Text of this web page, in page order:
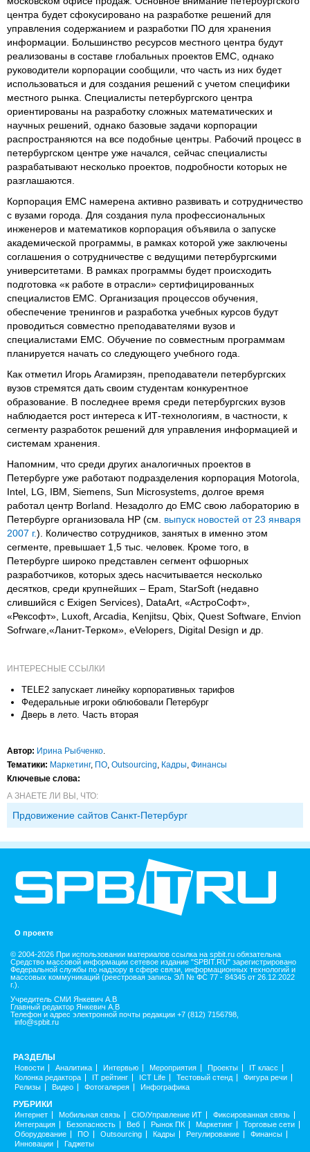
центра будет сфокусировано на разработке решений для
управления содержанием и разработки ПО для хранения
информации. Большинство ресурсов местного центра будут
реализованы в составе глобальных проектов EMC, однако
руководители корпорации сообщили, что часть из них будет
использоваться и для создания решений с учетом специфики
местного рынка. Специалисты петербургского центра
ориентированы на разработку сложных математических и
научных решений, однако базовые задачи корпорации
распространяются на все подобные центры. Рабочий процесс в
петербургском центре уже начался, сейчас специалисты
разрабатывают несколько проектов, подробности которых не
разглашаются.
Корпорация EMC намерена активно развивать и сотрудничество
с вузами города. Для создания пула профессиональных
инженеров и математиков корпорация объявила о запуске
академической программы, в рамках которой уже заключены
соглашения о сотрудничестве с ведущими петербургскими
университетами. В рамках программы будет происходить
подготовка «к работе в отрасли» сертифицированных
специалистов EMC. Организация процессов обучения,
обеспечение тренингов и разработка учебных курсов будут
проводиться совместно преподавателями вузов и
специалистами EMC. Обучение по совместным программам
планируется начать со следующего учебного года.
Как отметил Игорь Агамирзян, преподаватели петербургских
вузов стремятся дать своим студентам конкурентное
образование. В последнее время среди петербургских вузов
наблюдается рост интереса к ИТ-технологиям, в частности, к
сегменту разработок решений для управления информацией и
системам хранения.
Напомним, что среди других аналогичных проектов в
Петербурге уже работают подразделения корпорация Motorola,
Intel, LG, IBM, Siemens, Sun Microsystems, долгое время
работал центр Borland. Незадолго до EMC свою лабораторию в
Петербурге организовала HP (см. выпуск новостей от 23 января
2007 г.). Количество сотрудников, занятых в именно этом
сегменте, превышает 1,5 тыс. человек. Кроме того, в
Петербурге широко представлен сегмент офшорных
разработчиков, которых здесь насчитывается несколько
десятков, среди крупнейших – Epam, StarSoft (недавно
слившийся с Exigen Services), DataArt, «АстроСофт»,
«Рексофт», Luxoft, Arcadia, Kenjitsu, Qbix, Quest Software, Envion
Sofrware,«Ланит-Терком», eVelopers, Digital Design и др.
ИНТЕРЕСНЫЕ ССЫЛКИ
TELE2 запускает линейку корпоративных тарифов
Федеральные игроки облюбовали Петербург
Дверь в лето. Часть вторая
Автор: Ирина Рыбченко
Тематики: Маркетинг, ПО Outsourcing Кадры Финансы
Ключевые слова:
А ЗНАЕТЕ ЛИ ВЫ, ЧТО:
Прдовижение сайтов Санкт-Петербург
О проекте
© 2004-2026 При использовании материалов ссылка на spbit.ru обязательна
Средство массовой информации сетевое издание "SPBIT.RU" зарегистрировано
Федеральной службы по надзору в сфере связи, информационных технологий и
массовых коммуникаций (реестровая запись ЭЛ № ФС 77 - 84345 от 26.12.2022
г.).
Учредитель СМИ Янкевич А.В
Главный редактор Янкевич А.В
Телефон и адрес электронной почты редакции +7 (812) 7156798,
info@spbit.ru
РАЗДЕЛЫ
Новости Аналитика Интервью Мероприятия Проекты
IT класс
Колонка редактора
IT рейтинг ICT Life Тестовый стенд
Фигура речи
Релизы
Видео Фотогалерея Инфографика
РУБРИКИ
Интернет Мобильная связь CIO/Управление ИТ
Фиксированная связь
Интеграция
Безопасность Веб Рынок ПК Маркетинг
Торговые сети
Оборудование
ПО Outsourcing Кадры Регулирование
Финансы
Инновации
Гаджеты